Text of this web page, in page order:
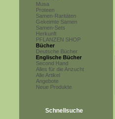
Musa
Proteen
Samen-Raritäten
Gekeimte Samen
Samen-Sets
Herkunft
PFLANZEN SHOP
Bücher
Deutsche Bücher
Englische Bücher
Second Hand
Alles für die Anzucht
Alle Artikel
Angebote
Neue Produkte
Schnellsuche